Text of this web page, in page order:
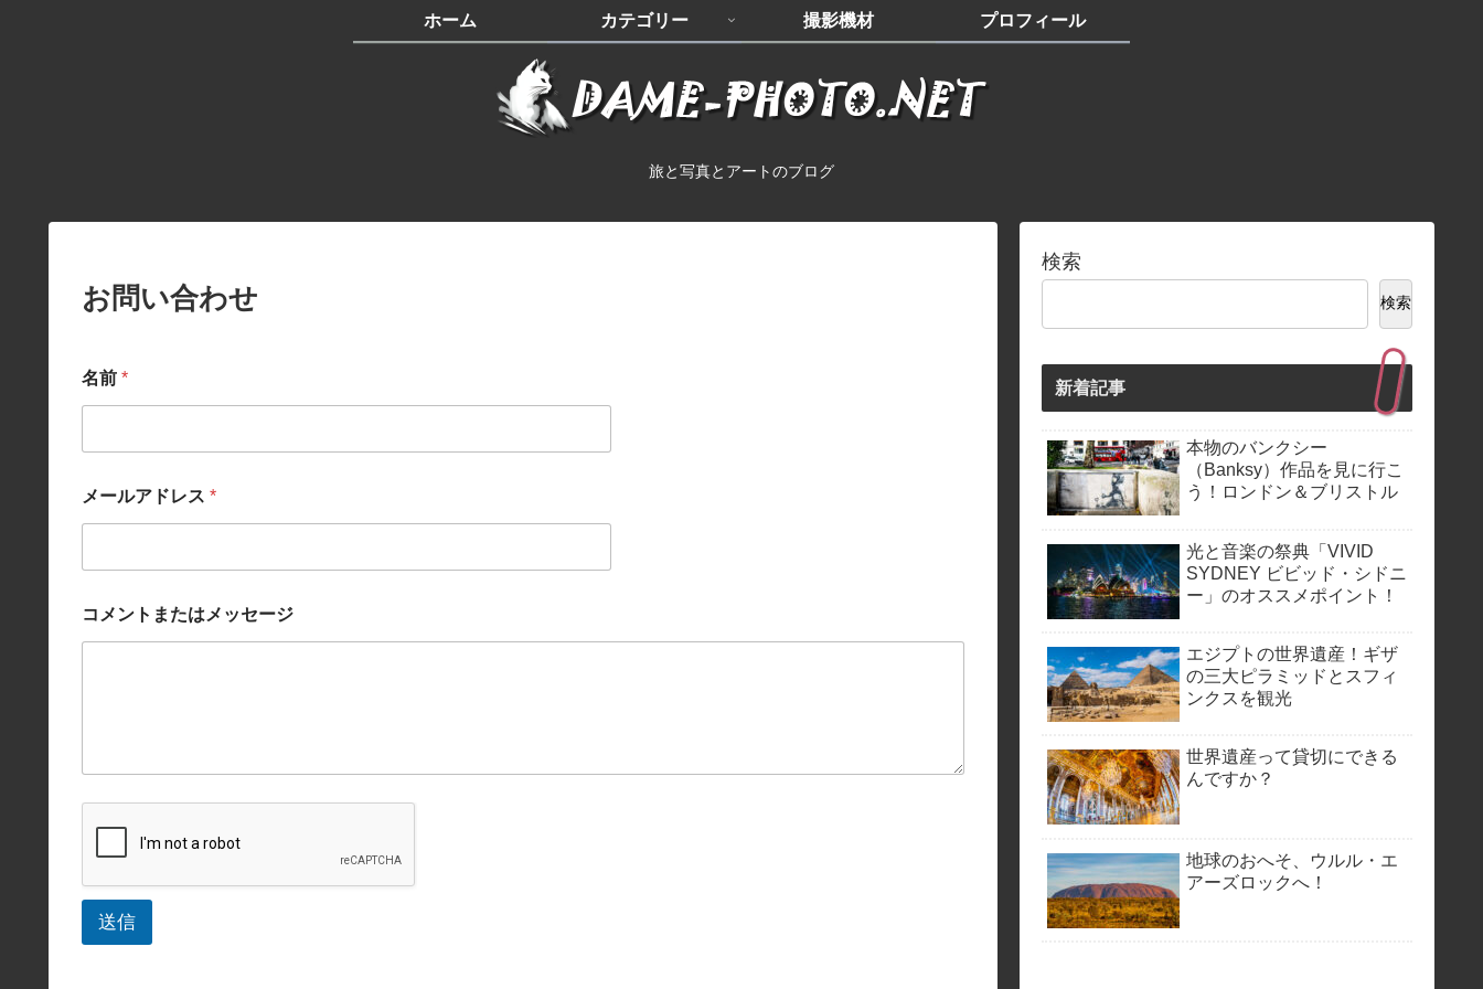
旅と写真とアートのブログ
ホーム カテゴリー 撮影機材 プロフィール
お問い合わせ
名前 *
メールアドレス *
メ
ン
ー
ジ
コメントまたはメッセージ
送信
検索
検索
新着記事
本物のバンクシー
（Banksy）作品を見に行こ
う！ロンドン＆ブリストル
光と音楽の祭典「VIVID
SYDNEY ビビッド・シドニ
ー」のオススメポイント！
エジプトの世界遺産！ギザ
の三大ピラミッドとスフィ
ンクスを観光
世界遺産って貸切にできる
んですか？
地球のおへそ、ウルル・エ
アーズロックへ！